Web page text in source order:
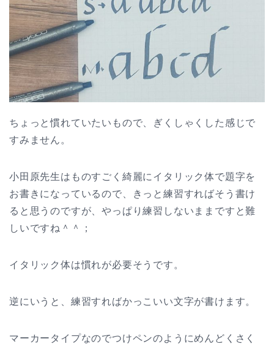
ちょっと慣れていたいもので、ぎくしゃくした感じで
すみません。
小田原先生はものすごく綺麗にイタリック体で題字を
お書きになっているので、きっと練習すればそう書け
ると思うのですが、やっぱり練習しないままですと難
しいですね＾＾；
イタリック体は慣れが必要そうです。
逆にいうと、練習すればかっこいい文字が書けます。
マーカータイプなのでつけペンのようにめんどくさく